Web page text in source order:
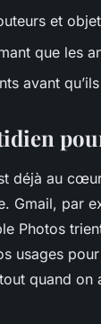
et
que les
avant
déjà au
Gmail, par
Photos
usages
quand on